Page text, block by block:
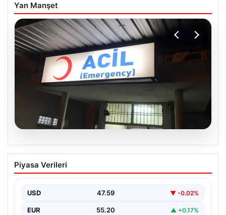
Yan Manşet
05.08.2026
Dereye düştü: 3 yaşındaki Eslem,
hayatını kaybetti
Piyasa Verileri
USD 47.59 ▼ -0.02%
EUR 55.20 ▲ +0.17%